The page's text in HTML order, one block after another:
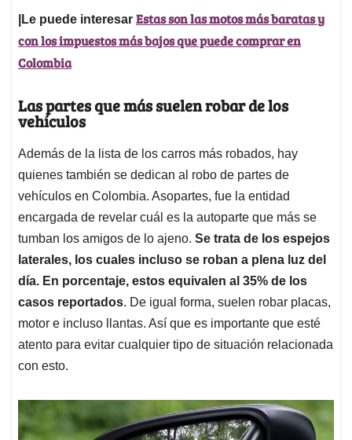
|Le puede interesar Estas son las motos más baratas y
con los impuestos más bajos que puede comprar en
Colombia
Las partes que más suelen robar de los
vehículos
Además de la lista de los carros más robados, hay
quienes también se dedican al robo de partes de
vehículos en Colombia. Asopartes, fue la entidad
encargada de revelar cuál es la autoparte que más se
tumban los amigos de lo ajeno. Se trata de los espejos
laterales, los cuales incluso se roban a plena luz del
día. En porcentaje, estos equivalen al 35% de los
casos reportados. De igual forma, suelen robar placas,
motor e incluso llantas. Así que es importante que esté
atento para evitar cualquier tipo de situación relacionada
con esto.